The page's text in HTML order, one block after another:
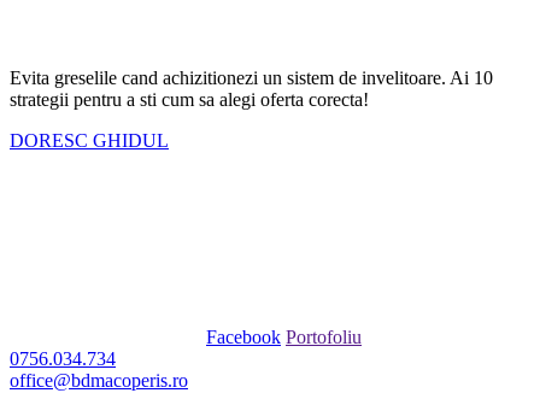
Evita greselile cand achizitionezi un sistem de invelitoare. Ai 10
strategii pentru a sti cum sa alegi oferta corecta!
DORESC GHIDUL
Facebook Portofoliu
0756.034.734
office@bdmacoperis.ro